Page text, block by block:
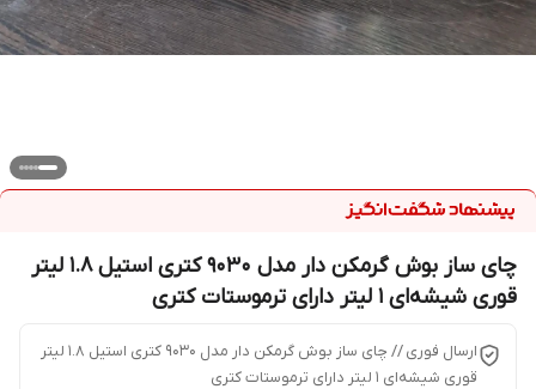
چای ساز بوش گرمکن دار مدل 9030 کتری استیل ۱.۸ لیتر
قوری شیشه‌ای ۱ لیتر دارای ترموستات کتری
ارسال فوری // چای ساز بوش گرمکن دار مدل 9030 کتری استیل ۱.۸ لیتر
قوری شیشه‌ای ۱ لیتر دارای ترموستات کتری